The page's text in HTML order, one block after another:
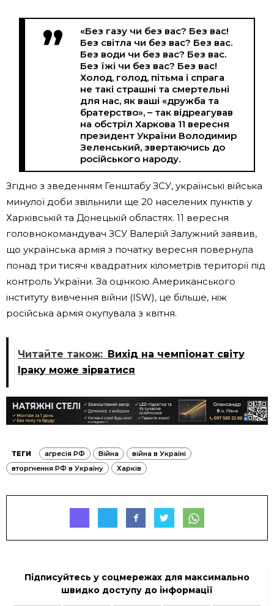
«Без газу чи без вас? Без вас!
Без світла чи без вас? Без вас.
Без води чи без вас? Без вас.
Без їжі чи без вас? Без вас!
Холод, голод, пітьма і спрага
не такі страшні та смертельні
для нас, як ваші «дружба та
братерство», – так відреагував
на обстріл Харкова 11 вересня
президент України Володимир
Зеленський, звертаючись до
російського народу.
Згідно з зведенням Генштабу ЗСУ, українські війська
минулої доби звільнили ще 20 населених пунктів у
Харківській та Донецькій областях. 11 вересня
головнокомандувач ЗСУ Валерій Залужний заявив,
що українська армія з початку вересня повернула
понад три тисячі квадратних кілометрів території під
контроль України. За оцінкою Американського
інституту вивчення війни (ISW), це більше, ніж
російська армія окупувала з квітня.
Читайте також: Вихід на чемпіонат світу
Іраку може зірватися
ТЕГИ агресія РФ Війна
війна в Україні
вторгнення РФ в Україну
Харків
Підписуйтесь у соцмережах для максимально
швидко доступу до інформації